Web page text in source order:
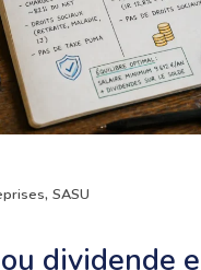
,SASU
dividende